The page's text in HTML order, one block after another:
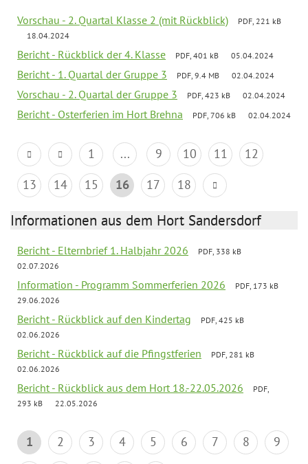
Vorschau - 2. Quartal Klasse 2 (mit Rückblick)
PDF, 221 kB
18.04.2024
Bericht - Rückblick der 4. Klasse PDF, 401 kB 05.04.2024
Bericht - 1. Quartal der Gruppe 3 PDF, 9.4 MB 02.04.2024
Vorschau - 2. Quartal der Gruppe 3 PDF, 423 kB 02.04.2024
Bericht - Osterferien im Hort Brehna PDF, 706 kB 02.04.2024
1 ... 9 10 11
12
13
14 15 16 17 18
Informationen aus dem Hort Sandersdorf
Bericht - Elternbrief 1. Halbjahr 2026
PDF, 338 kB
02.07.2026
Information - Programm Sommerferien 2026
PDF, 173 kB
29.06.2026
Bericht - Rückblick auf den Kindertag
PDF, 425 kB
02.06.2026
Bericht - Rückblick auf die Pfingstferien
PDF, 281 kB
02.06.2026
Bericht - Rückblick aus dem Hort 18.-22.05.2026
PDF,
293 kB
22.05.2026
1 2 3 4 5 6 7 8
9